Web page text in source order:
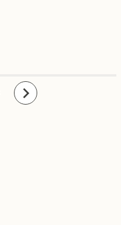
Framåt